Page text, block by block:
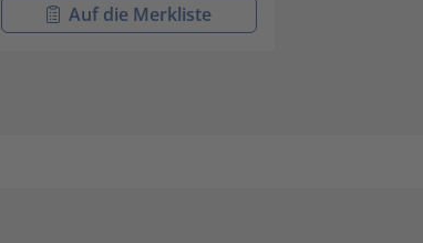
Auf die Merkliste